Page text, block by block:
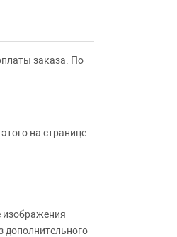
заказа. По
на странице
изображения
дополнительного